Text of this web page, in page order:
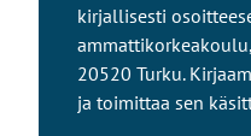
kirjallisesti
20520 Turku.
ja toimittaa sen